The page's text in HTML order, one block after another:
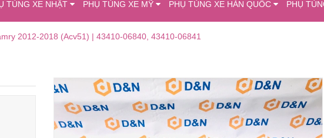
TÙNG XE NHẬT PHỤ TÙNG XE MỸ PHỤ TÙNG XE HÀN QUỐC PHỤ
2012-2018 (Acv51) | 43410-06840, 43410-06841